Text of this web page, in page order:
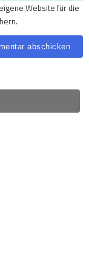
Website für die